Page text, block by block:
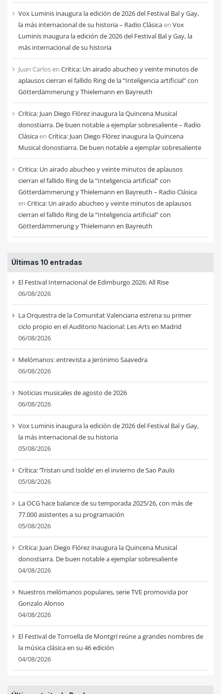
Vox Luminis inaugura la edición de 2026 del Festival Bal y Gay,
la más internacional de su historia – Radio Clásicaen Vox
Luminis inaugura la edición de 2026 del Festival Bal y Gay, la
más internacional de su historia
Juan Carlosen Critica: Un airado abucheo y veinte minutos de
aplausos cierran el fallido Ring de la “Inteligencia artificial” con
Götterdämmerung y Thielemann en Bayreuth
Crítica: Juan Diego Flórez inaugura la Quincena Musical
donostiarra. De buen notable a ejemplar sobresaliente – Radio
Clásicaen Crítica: Juan Diego Flórez inaugura la Quincena
Musical donostiarra. De buen notable a ejemplar sobresaliente
Critica: Un airado abucheo y veinte minutos de aplausos
cierran el fallido Ring de la “Inteligencia artificial” con
Götterdämmerung y Thielemann en Bayreuth – Radio Clásica
en Critica: Un airado abucheo y veinte minutos de aplausos
cierran el fallido Ring de la “Inteligencia artificial” con
Götterdämmerung y Thielemann en Bayreuth
Últimas 10 entradas
El Festival Internacional de Edimburgo 2026: All Rise
06/08/2026
La Orquestra de la Comunitat Valenciana estrena su primer
ciclo propio en el Auditorio Nacional: Les Arts en Madrid
06/08/2026
Melómanos: entrevista a Jerónimo Saavedra
06/08/2026
Noticias musicales de agosto de 2026
06/08/2026
Vox Luminis inaugura la edición de 2026 del Festival Bal y Gay,
la más internacional de su historia
05/08/2026
Crítica: ‘Tristan und Isolde’ en el invierno de Sao Paulo
05/08/2026
La OCG hace balance de su temporada 2025/26, con más de
77.000 asistentes a su programación
05/08/2026
Crítica: Juan Diego Flórez inaugura la Quincena Musical
donostiarra. De buen notable a ejemplar sobresaliente
04/08/2026
Nuestros melómanos populares, serie TVE promovida por
Gonzalo Alonso
04/08/2026
El Festival de Torroella de Montgrí reúne a grandes nombres de
la música clásica en su 46 edición
04/08/2026